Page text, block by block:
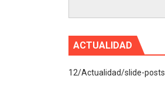
ACTUALIDAD
12/Actualidad/slide-posts